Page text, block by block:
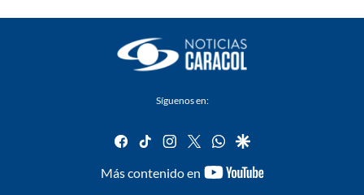
Síguenos en:
facebook
tiktok instagram
twitterwhatsapp
google
Más contenido en
youtube-